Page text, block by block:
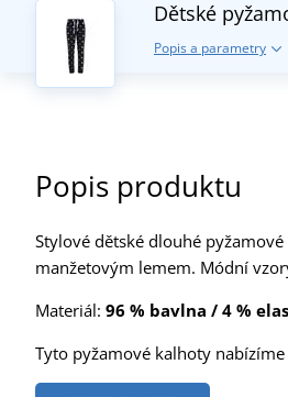
Dětské
Popis a parametry
Popis produktu
Stylové dětské dlouhé
manžetovým lemem. Módní
Materiál: 96 % bavlna / 4 %
Tyto pyžamové kalhoty